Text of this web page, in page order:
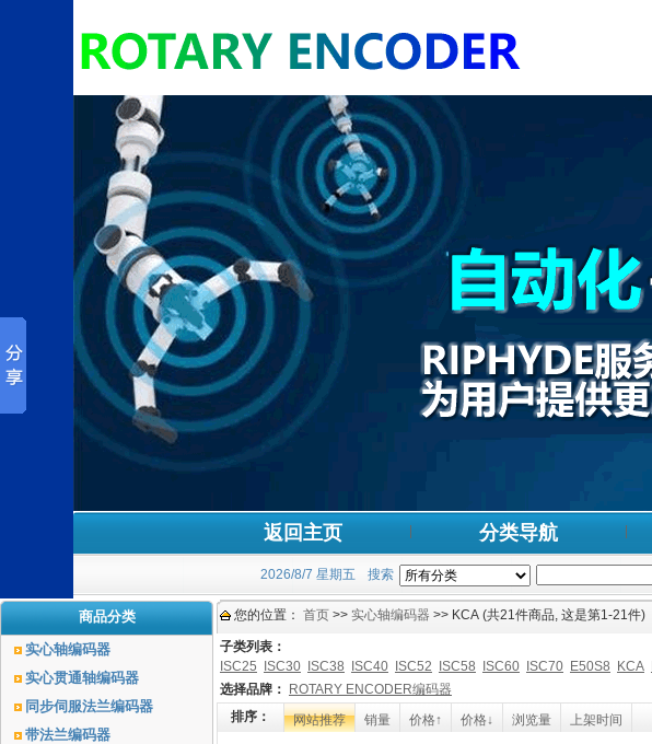
返回主页 分类导航
2026/8/7 星期五 搜索
商品分类
实心轴编码器
实心贯通轴编码器
同步伺服法兰编码器
带法兰编码器
您的位置： 首页 >> 实心轴编码器 >> KCA (共21件商品, 这是第1-21件)
子类列表：
ISC25
ISC30 ISC38 ISC40 ISC52 ISC58 ISC60 ISC70 E50S8 KCA
选择品牌：
ROTARY ENCODER编码器
排序：
网站推荐 销量 价格↑ 价格↓ 浏览量 上架时间